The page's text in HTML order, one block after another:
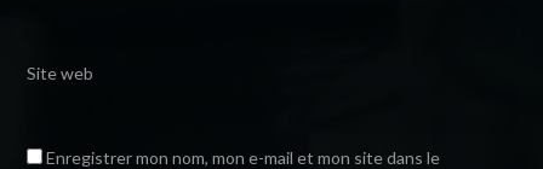
Site web
Enregistrer mon nom, mon e-mail et mon site dans le